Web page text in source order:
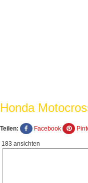
Honda
Teilen: Facebook
183 ansichten